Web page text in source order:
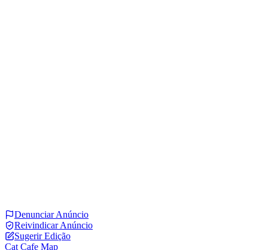
Denunciar Anúncio
Reivindicar Anúncio
Sugerir Edição
Cat Cafe Map